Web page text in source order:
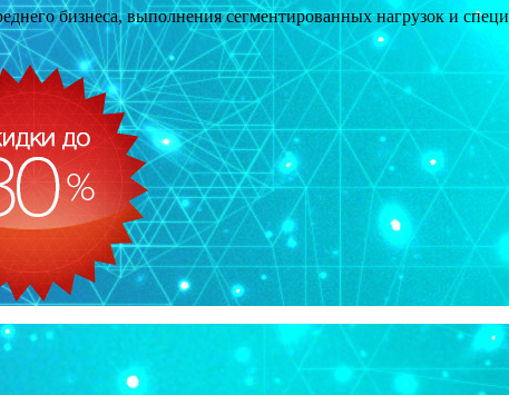
бизнеса, выполнения сегментированных нагрузок и